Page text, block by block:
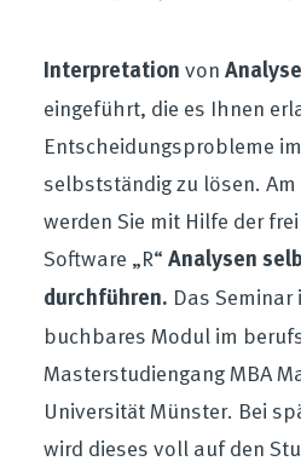
Interpretation von
eingeführt, die es Ihnen
Entscheidungsprobleme
selbstständig zu lösen.
werden Sie mit Hilfe der
Software „R“ Analysen
durchführen. Das
buchbares Modul im
Masterstudiengang MBA
Universität Münster. Bei
wird dieses voll auf den